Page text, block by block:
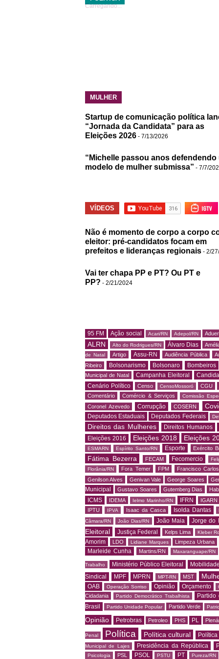
Carregando...
MULHER
Startup de comunicação política
“Jornada da Candidata” para as
Eleições 2026 - 7/13/2026
“Michelle passou anos defendendo
modelo de mulher submissa” - 7/7/
VÍDEOS
Não é momento de corpo a corpo
eleitor: pré-candidatos focam em
prefeitos e lideranças regionais - 2/
Vai ter chapa PP e PT? Ou PT e
PP? - 2/21/2024
95 FM Ação social Acari/RN Adepol/RN
ALRN
Alto do Rodrigues/RN Álvaro Dias
de Natal
Artigo Assu-RN Audiência Pública
Ribeiro
Bolsonarismo Bolsonaro Bombeiros
Municipal de Natal
Campanha Eleitoral
Cenário Político Censo CensoMossoró CGU
Comentário Comércio & Serviços Comissão
Coronel Azevedo Corrupção COSERN
Deputados Estaduais Deputados Federais
Direitos das Mulheres Direitos Humanos
Eleições 2016 Eleições 2018 Eleições
ESMARN Espírito Santo/RN Esporte Exército
Fátima Bezerra FECAM Fecomercio
Florânia/RN Fora Temer FPM Francisco Carlos
Genilson Alves Genivan Vale George Soares
Municipal
Gustavo Soares Gutemberg Dias
ICMS IDEMA Ielmo Marinho/RN IFRN IGARN
IPTU IPVA Isaac da Casca Isolda Dantas
Câmara/RN
João Dias/RN João Maia Jorge do
Eleitoral
Justiça Federal Kelps Lima Kleber
Amorim
LDO Lidiane Marques Limpeza Urbana
Marleide Cunha Martins/RN Maxaranguape/RN
Trabalho Ministério Público Eleitoral
Sindical
MPF MPRN MPT-RN MST
OAB Operação Sorriso Opinião Orçamento
Cidadania
Partido Democrático Trabalhista Partido
Brasil
Partido Unidade Popular Partido Verde
Opinião
Petrobras Petroleo PHS PL
Penal Política Política cultural
Municipal de Lajes
Presidência da República
Psicologia PSL PSOL PSTU PT Pureza/RN